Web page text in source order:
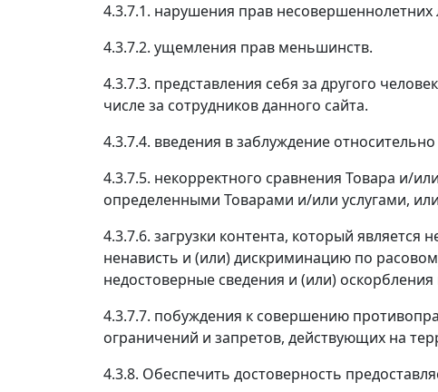
4.3.7.1. нарушения прав
4.3.7.2. ущемления прав меньшинств.
4.3.7.3. представления себя за другого
числе за сотрудников данного сайта.
4.3.7.4. введения в заблуждение
4.3.7.5. некорректного сравнения Товара и/
определенными Товарами и/или услугами,
4.3.7.6. загрузки контента, который
ненависть и (или) дискриминацию по
недостоверные сведения и (или)
4.3.7.7. побуждения к совершению
ограничений и запретов, действующих на
4.3.8. Обеспечить достоверность